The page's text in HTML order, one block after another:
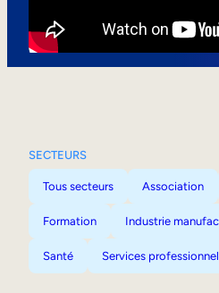
SECTEURS
Tous secteurs Association
Formation Industrie
Santé Services